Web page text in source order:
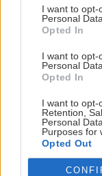
I want to opt-
Personal Data.
Opted In
I want to opt-
Personal
Opted In
I want to opt-
Retention,
Personal
Purposes for
Opted Out
Lezenie
Na blogu Zagurami
outdoorové aktivity
zážitkochpíšeme už